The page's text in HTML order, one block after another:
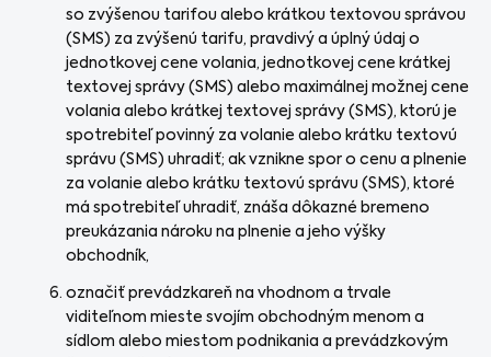
so zvýšenou tarifou alebo krátkou textovou správou
(SMS) za zvýšenú tarifu, pravdivý a úplný údaj o
jednotkovej cene volania, jednotkovej cene krátkej
textovej správy (SMS) alebo maximálnej možnej cene
volania alebo krátkej textovej správy (SMS), ktorú je
spotrebiteľ povinný za volanie alebo krátku textovú
správu (SMS) uhradiť; ak vznikne spor o cenu a plnenie
za volanie alebo krátku textovú správu (SMS), ktoré
má spotrebiteľ uhradiť, znáša dôkazné bremeno
preukázania nároku na plnenie a jeho výšky
obchodník,
označiť prevádzkareň na vhodnom a trvale
viditeľnom mieste svojím obchodným menom a
sídlom alebo miestom podnikania a prevádzkovým